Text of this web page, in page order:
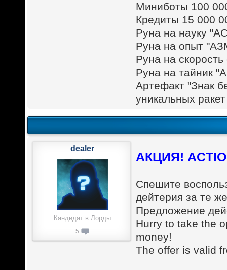
Миниботы 100
Кредиты 15 000
Руна на науку
Руна на опыт
Руна на
Руна на тайник
Артефакт "Знак
уникальных
АКЦИЯ!
Спешите
дейтерия за те
Предложение
Hurry to take the
money!
The offer is valid
dealer
Кандидат в Лорды
5